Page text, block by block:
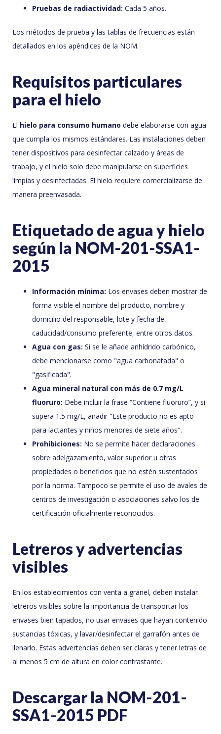
Pruebas de radiactividad: Cada 5 años.
Los métodos de prueba y las tablas de frecuencias están
detallados en los apéndices de la NOM.
Requisitos particulares
para el hielo
El hielo para consumo humano debe elaborarse con agua
que cumpla los mismos estándares. Las instalaciones deben
tener dispositivos para desinfectar calzado y áreas de
trabajo, y el hielo solo debe manipularse en superficies
limpias y desinfectadas. El hielo requiere comercializarse de
manera preenvasada.
Etiquetado de agua y hielo
según la NOM-201-SSA1-
2015
Información mínima: Los envases deben mostrar de
forma visible el nombre del producto, nombre y
domicilio del responsable, lote y fecha de
caducidad/consumo preferente, entre otros datos.
Agua con gas: Si se le añade anhídrido carbónico,
debe mencionarse como "agua carbonatada" o
"gasificada".
Agua mineral natural con más de 0.7 mg/L
fluoruro: Debe incluir la frase “Contiene fluoruro”, y si
supera 1.5 mg/L, añadir "Este producto no es apto
para lactantes y niños menores de siete años".
Prohibiciones: No se permite hacer declaraciones
sobre adelgazamiento, valor superior u otras
propiedades o beneficios que no estén sustentados
por la norma. Tampoco se permite el uso de avales de
centros de investigación o asociaciones salvo los de
certificación oficialmente reconocidos.
Letreros y advertencias
visibles
En los establecimientos con venta a granel, deben instalar
letreros visibles sobre la importancia de transportar los
envases bien tapados, no usar envases que hayan contenido
sustancias tóxicas, y lavar/desinfectar el garrafón antes de
llenarlo. Estas advertencias deben ser claras y tener letras de
al menos 5 cm de altura en color contrastante.
Descargar la NOM-201-
SSA1-2015 PDF